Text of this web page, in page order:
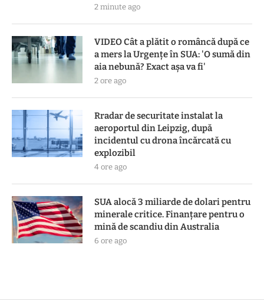
2 minute ago
VIDEO Cât a plătit o româncă după ce
a mers la Urgențe în SUA: 'O sumă din
aia nebună? Exact așa va fi'
2 ore ago
Rradar de securitate instalat la
aeroportul din Leipzig, după
incidentul cu drona încărcată cu
explozibil
4 ore ago
SUA alocă 3 miliarde de dolari pentru
minerale critice. Finanțare pentru o
mină de scandiu din Australia
6 ore ago